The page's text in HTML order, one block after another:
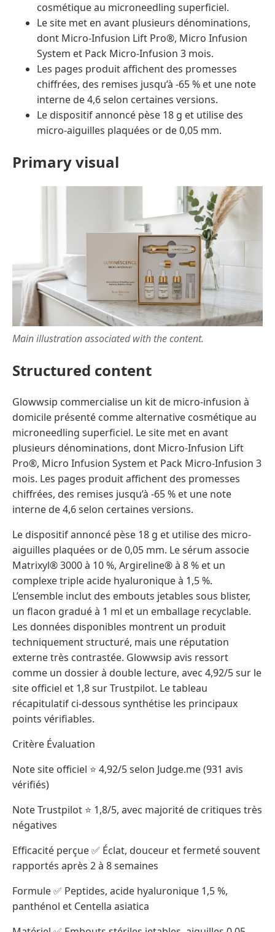
cosmétique au microneedling superficiel.
Le site met en avant plusieurs dénominations,
dont Micro-Infusion Lift Pro®, Micro Infusion
System et Pack Micro-Infusion 3 mois.
Les pages produit affichent des promesses
chiffrées, des remises jusqu’à -65 % et une note
interne de 4,6 selon certaines versions.
Le dispositif annoncé pèse 18 g et utilise des
micro-aiguilles plaquées or de 0,05 mm.
Primary visual
Main illustration associated with the content.
Structured content
Glowwsip commercialise un kit de micro-infusion à
domicile présenté comme alternative cosmétique au
microneedling superficiel. Le site met en avant
plusieurs dénominations, dont Micro-Infusion Lift
Pro®, Micro Infusion System et Pack Micro-Infusion 3
mois. Les pages produit affichent des promesses
chiffrées, des remises jusqu’à -65 % et une note
interne de 4,6 selon certaines versions.
Le dispositif annoncé pèse 18 g et utilise des micro-
aiguilles plaquées or de 0,05 mm. Le sérum associe
Matrixyl® 3000 à 10 %, Argireline® à 8 % et un
complexe triple acide hyaluronique à 1,5 %.
L’ensemble inclut des embouts jetables sous blister,
un flacon gradué à 1 ml et un emballage recyclable.
Les données disponibles montrent un produit
techniquement structuré, mais une réputation
externe très contrastée. Glowwsip avis ressort
comme un dossier à double lecture, avec 4,92/5 sur le
site officiel et 1,8 sur Trustpilot. Le tableau
récapitulatif ci-dessous synthétise les principaux
points vérifiables.
Critère Évaluation
Note site officiel ⭐ 4,92/5 selon Judge.me (931 avis
vérifiés)
Note Trustpilot ⭐ 1,8/5, avec majorité de critiques très
négatives
Efficacité perçue ✅ Éclat, douceur et fermeté souvent
rapportés après 2 à 8 semaines
Formule ✅ Peptides, acide hyaluronique 1,5 %,
panthénol et Centella asiatica